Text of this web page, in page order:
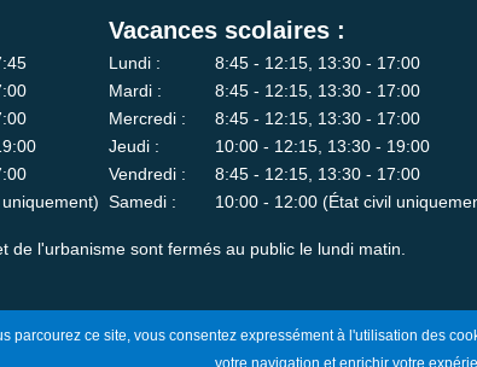
Vacances scolaires :
Lundi :
8:45 - 12:15, 13:30 - 17:00
Mardi :
8:45 - 12:15, 13:30 - 17:00
Mercredi :
8:45 - 12:15, 13:30 - 17:00
Jeudi :
10:00 - 12:15, 13:30 - 19:00
Vendredi :
8:45 - 12:15, 13:30 - 17:00
Samedi :
10:00 - 12:00 (État civil
de l'urbanisme sont fermés au public le lundi matin.
parcourez ce site, vous consentez expressément à l'utilisation des
votre navigation et enrichir votre